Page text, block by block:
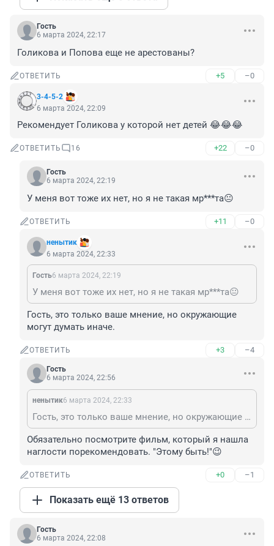
Гость
6 марта 2024, 22:17
Голикова и Попова еще не арестованы?
ОТВЕТИТЬ +5 –0
3-4-5-2
6 марта 2024, 22:09
Рекомендует Голикова у которой нет детей 😂😂😂
ОТВЕТИТЬ 16 +22 –0
Гость
6 марта 2024, 22:19
У меня вот тоже их нет, но я не такая мр***та😐
ОТВЕТИТЬ +11 –0
ненытик
6 марта 2024, 22:33
Гость6 марта 2024, 22:19
У меня вот тоже их нет, но я не такая мр***та😐
Гость, это только ваше мнение, но окружающие
могут думать иначе.
ОТВЕТИТЬ +3 –4
Гость
6 марта 2024, 22:56
ненытик6 марта 2024, 22:33
Гость, это только ваше мнение, но окружающие могут думать иначе.
Обязательно посмотрите фильм, который я нашла
наглости порекомендовать. "Этому быть!"😉
ОТВЕТИТЬ +0 –1
Показать ещё 13 ответов
Гость
6 марта 2024, 22:08